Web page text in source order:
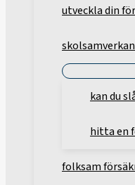
utveckla din
kan du
hitta en
folksam